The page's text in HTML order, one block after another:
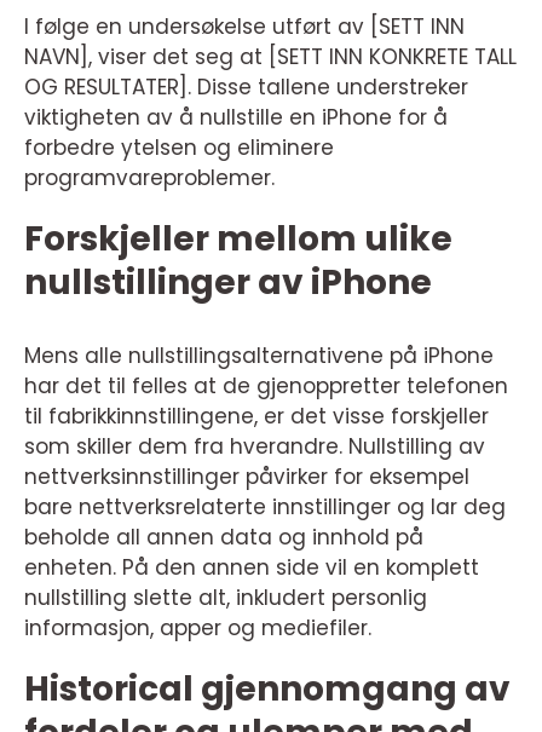
I følge en undersøkelse utført av [SETT INN
NAVN], viser det seg at [SETT INN KONKRETE TALL
OG RESULTATER]. Disse tallene understreker
viktigheten av å nullstille en iPhone for å
forbedre ytelsen og eliminere
programvareproblemer.
Forskjeller mellom ulike
nullstillinger av iPhone
Mens alle nullstillingsalternativene på iPhone
har det til felles at de gjenoppretter telefonen
til fabrikkinnstillingene, er det visse forskjeller
som skiller dem fra hverandre. Nullstilling av
nettverksinnstillinger påvirker for eksempel
bare nettverksrelaterte innstillinger og lar deg
beholde all annen data og innhold på
enheten. På den annen side vil en komplett
nullstilling slette alt, inkludert personlig
informasjon, apper og mediefiler.
Historical gjennomgang av